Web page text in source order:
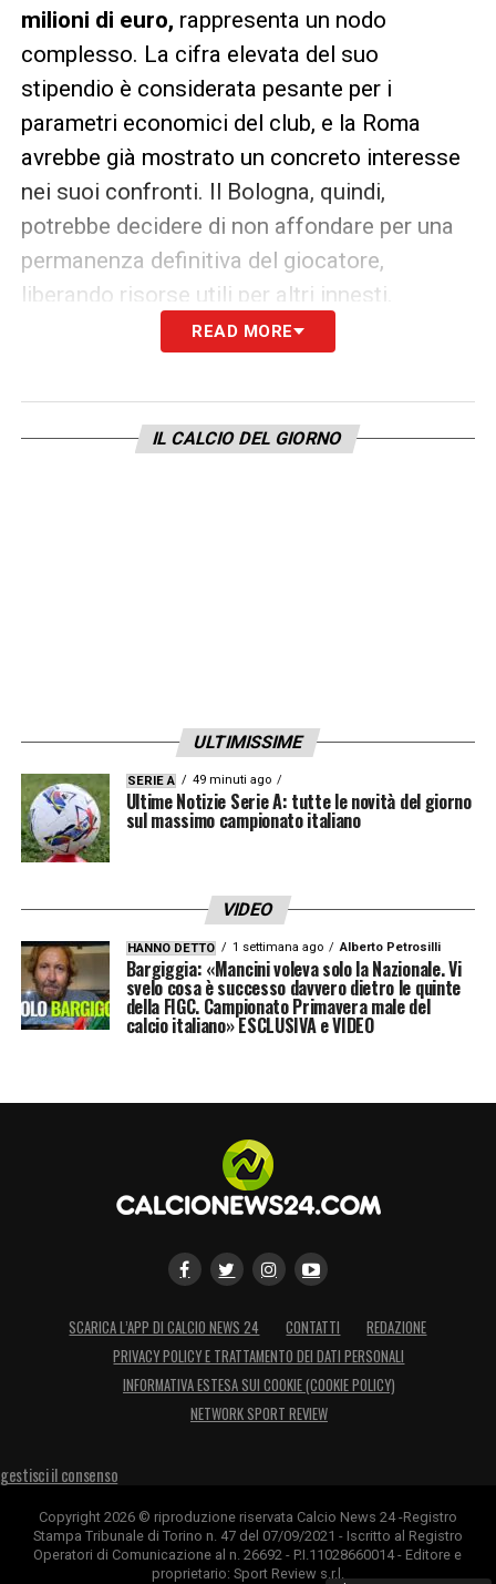
milioni di euro, rappresenta un nodo
complesso. La cifra elevata del suo
stipendio è considerata pesante per i
parametri economici del club, e la Roma
avrebbe già mostrato un concreto interesse
nei suoi confronti. Il Bologna, quindi,
potrebbe decidere di non affondare per una
permanenza definitiva del giocatore,
liberando risorse utili per altri innesti.
Oltre alle scadenze imminenti, la società
ai contratti in scadenza nel 2026 di due
figure chiave dello spogliatoio: il portiere
Leprossime mossedella dirigenza saranno
decisive per dare continuità al progetto e
mantenere un equilibrio tra esperienza,
qualità e sostenibilità economica.
LA PLAYLIST DELLE NOSTRE TOP NEWS
READ MORE
IL CALCIO DEL GIORNO
ULTIMISSIME
SERIE A 49 minuti ago
Ultime Notizie Serie A: tutte le novità del giorno
sul massimo campionato italiano
VIDEO
HANNO DETTO 1 settimana ago Alberto Petrosilli
Bargiggia: «Mancini voleva solo la Nazionale. Vi
svelo cosa è successo davvero dietro le quinte
della FIGC. Campionato Primavera male del
calcio italiano» ESCLUSIVA e VIDEO
SCARICA L’APP DI CALCIO NEWS 24 CONTATTI
REDAZIONE
PRIVACY POLICY E TRATTAMENTO DEI DATI PERSONALI
INFORMATIVA ESTESA SUI COOKIE (COOKIE POLICY)
NETWORK SPORT REVIEW
gestisci il consenso
Copyright 2026 © riproduzione riservata Calcio News 24 -Registro
Stampa Tribunale di Torino n. 47 del 07/09/2021 - Iscritto al Registro
Operatori di Comunicazione al n. 26692 - P.I.11028660014 - Editore e
proprietario: Sport Review s.r.l.